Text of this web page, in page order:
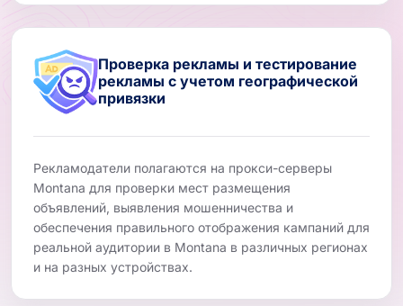
Проверка рекламы и тестирование
рекламы с учетом географической
привязки
Рекламодатели полагаются на прокси-серверы
Montana для проверки мест размещения
объявлений, выявления мошенничества и
обеспечения правильного отображения кампаний для
реальной аудитории в Montana в различных регионах
и на разных устройствах.